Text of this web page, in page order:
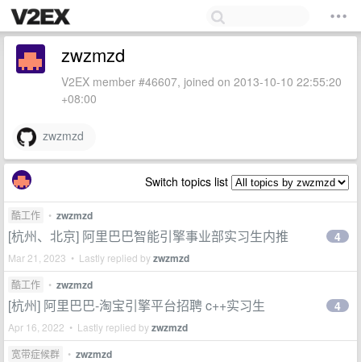
zwzmzd
V2EX member #46607, joined on 2013-10-10 22:55:20
+08:00
zwzmzd
Switch topics list
酷工作 • zwzmzd
[杭州、北京] 阿里巴巴智能引擎事业部实习生内推
Mar 21, 2023 • Lastly replied byzwzmzd
4
酷工作 • zwzmzd
[杭州] 阿里巴巴-淘宝引擎平台招聘 c++实习生
Apr 16, 2022 • Lastly replied byzwzmzd
4
宽带症候群 • zwzmzd